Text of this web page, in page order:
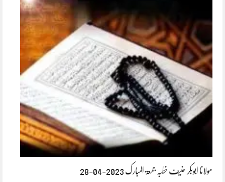
مولانا ابوبکر حنیف خطبہ جمعۃ المبارک 2023-04-28